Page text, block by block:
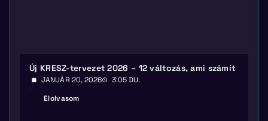
Új KRESZ-tervezet 2026 – 12 változás, ami számít
JANUÁR 20, 2026
3:05 DU.
Elolvasom